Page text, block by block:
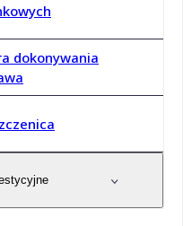
dokonywania